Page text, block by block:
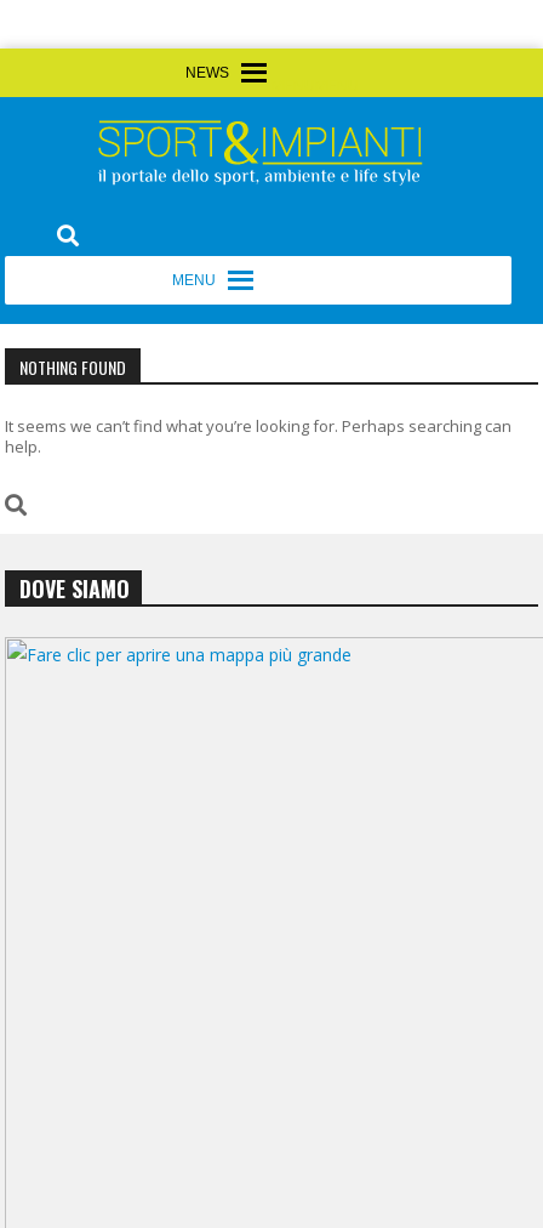
to
Sport&Impianti
NOTHING FOUND
It seems we can’t find what you’re looking for. Perhaps searching can
help.
DOVE SIAMO